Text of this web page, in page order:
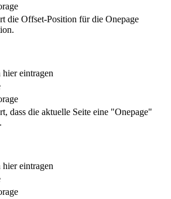
die Offset-Position für die Onepage
eintragen
dass die aktuelle Seite eine "Onepage"
eintragen